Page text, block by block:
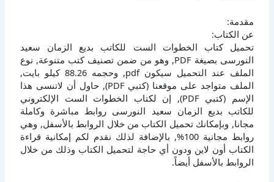
مقدمة:
عن الكتاب:
تحميل كتاب الخطوات الست للكاتب بديع الزمان سعيد
النورسى بصيغة PDF, وهو من ضمن تصنيف كتب متنوعة, نوع
الملف عند التحميل سيكون pdf, وحجمه 88.26 كيلو بايت,
الملف متواجد على موقعنا (كتبي PDF), حاول أن لاتنسى هذا
الإسم (كتبي PDF), إن لكتاب الخطوات الست الإلكتروني
للكاتب بديع الزمان سعيد النورسى روابط مباشرة وكاملة
مجانا, وبإمكانك تحميل الكتاب من خلال الروابط بالأسفل, وهي
روابط مجانية 100%, بالإضافة لذلك نقدم لكم إمكانية قراءة
الكتاب أون لاين ودون أي حاجة لتحميل الكتاب وذلك من خلال
الروابط بالأسفل أيضاً.